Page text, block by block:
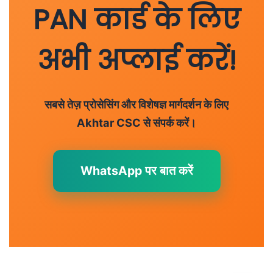
PAN कार्ड के लिए
अभी अप्लाई करें!
सबसे तेज़ प्रोसेसिंग और विशेषज्ञ मार्गदर्शन के लिए
Akhtar CSC से संपर्क करें।
WhatsApp पर बात करें